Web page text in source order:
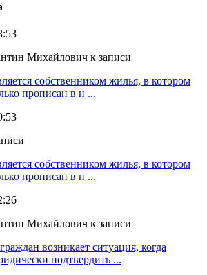
Михайлович к записи
собственником жилья, в котором
прописан в н ...
собственником жилья, в котором
прописан в н ...
Михайлович к записи
возникает ситуация, когда
подтвердить ...